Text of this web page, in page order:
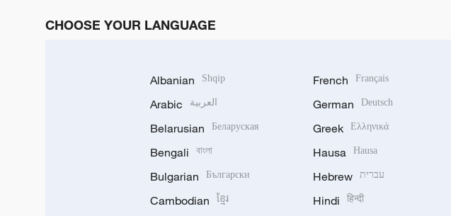
CHOOSE YOUR LANGUAGE
Albanian Shqip
Arabic العربية
Belarusian Беларуская
Bengali বাংলা
Bulgarian Български
Cambodian ខ្មែរ
French Français
German Deutsch
Greek Ελληνικά
Hausa Hausa
Hebrew עברית
Hindi हिन्दी